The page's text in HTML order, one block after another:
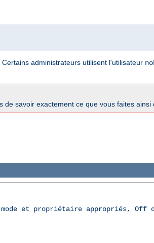
administrateurs utilisent l'utilisateur
de savoir exactement ce que vous faites ainsi
et propriétaire appropriés, Off